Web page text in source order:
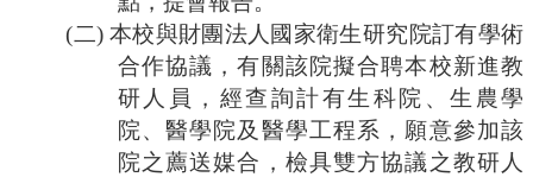
(二) 本校與財團法人國家衛生研究院訂有學術
合作協議，有關該院擬合聘本校新進教
研人員，經查詢計有生科院、生農學
院、醫學院及醫學工程系，願意參加該
院之薦送媒合，檢具雙方協議之教研人